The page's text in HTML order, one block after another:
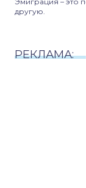
другую.
РЕКЛАМА: